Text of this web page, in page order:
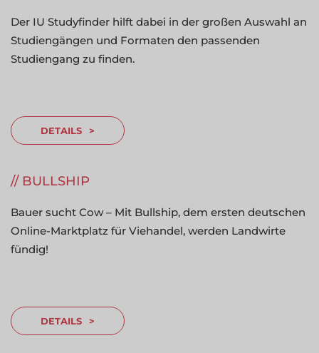
Der IU Studyfinder hilft dabei in der großen Auswahl an
Studiengängen und Formaten den passenden
Studiengang zu finden.
DETAILS
BULLSHIP
Bauer sucht Cow – Mit Bullship, dem ersten deutschen
Online-Marktplatz für Viehandel, werden Landwirte
fündig!
DETAILS